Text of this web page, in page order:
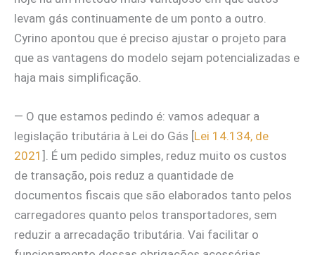
levam gás continuamente de um ponto a outro.
Cyrino apontou que é preciso ajustar o projeto para
que as vantagens do modelo sejam potencializadas e
haja mais simplificação.
— O que estamos pedindo é: vamos adequar a
legislação tributária à Lei do Gás [Lei 14.134, de
2021 ]. É um pedido simples, reduz muito os custos
de transação, pois reduz a quantidade de
documentos fiscais que são elaborados tanto pelos
carregadores quanto pelos transportadores, sem
reduzir a arrecadação tributária. Vai facilitar o